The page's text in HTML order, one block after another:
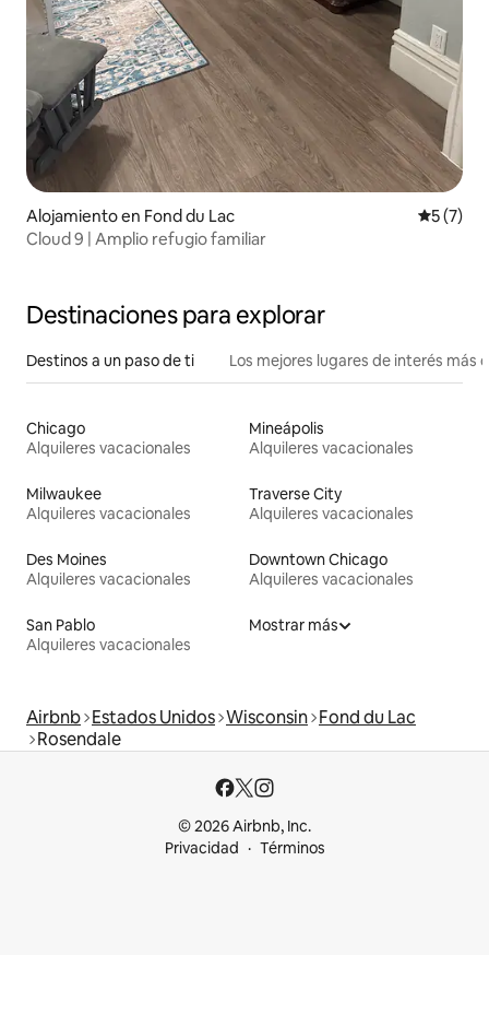
Alojamiento en Fond du Lac
5 (7)
Cloud 9 | Amplio refugio familiar
Destinaciones para explorar
Destinos a un paso de ti Los mejores lugares de interés más
Chicago
Alquileres vacacionales
Mineápolis
Alquileres vacacionales
Milwaukee
Alquileres vacacionales
Traverse City
Alquileres vacacionales
Des Moines
Alquileres vacacionales
Downtown Chicago
Alquileres vacacionales
San Pablo
Alquileres vacacionales
Mostrar más
Airbnb Estados Unidos Wisconsin Fond du Lac
Rosendale
© 2026 Airbnb, Inc.
Privacidad
Términos